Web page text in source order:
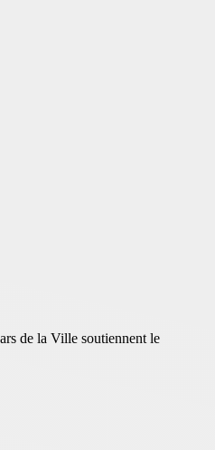
de la Ville soutiennent le